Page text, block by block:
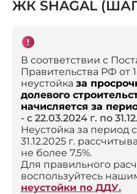
ЖК SHAGAL
В соответствии с
Правительства РФ от
неустойка за
долевого
начисляется за
- с 22.03.2024 г. по
Неустойка за период с
31.12.2025 г.
не более 7.5%.
Для правильного
воспользуйтесь
неустойки по ДДУ.